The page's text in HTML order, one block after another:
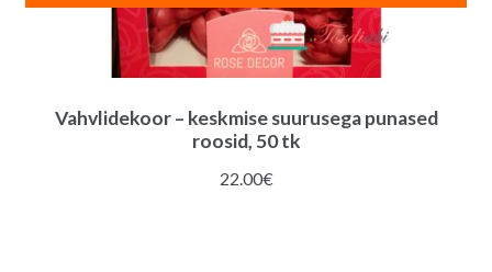
Vahvlidekoor – keskmise suurusega punased
roosid, 50 tk
22.00€